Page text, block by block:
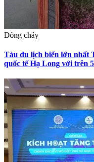
Dòng chảy
Tàu du lịch biển lớn nhất
quốc tế Hạ Long với trên